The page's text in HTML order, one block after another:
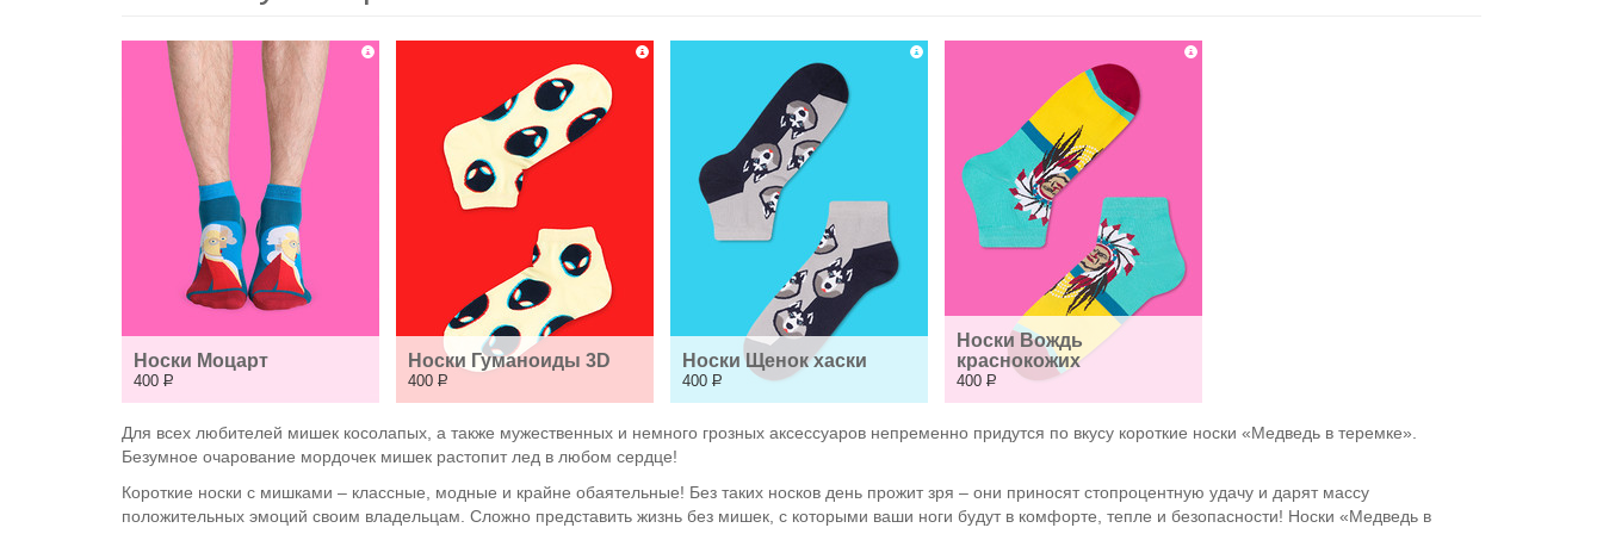
Носки Моцарт
400 Р
Носки Гуманоиды 3D
400 Р
Носки Щенок хаски
400 Р
Носки Вождь
краснокожих
400 Р
Для всех любителей мишек косолапых, а также мужественных и немного грозных аксессуаров непременно придутся по вкусу короткие носки «Медведь в теремке».
Безумное очарование мордочек мишек растопит лед в любом сердце!
Короткие носки с мишками – классные, модные и крайне обаятельные! Без таких носков день прожит зря – они приносят стопроцентную удачу и дарят массу
положительных эмоций своим владельцам. Сложно представить жизнь без мишек, с которыми ваши ноги будут в комфорте, тепле и безопасности! Носки «Медведь в